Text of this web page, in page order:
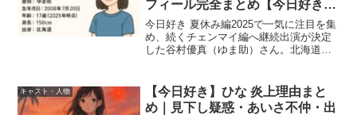
フィール完全まとめ【今日好き／
チェンマイ編継続】
今日好き 夏休み編2025で一気に注目を集
め、続くチェンマイ編へ継続出演が決定
した谷村優真（ゆま助）さん。北海道生
「出身ってほんとに北海道？」と、彼女
への検索が増え続け...
キャスト・人物
【今日好き】ひな 炎上理由まと
め｜見下し疑惑・あいさ不仲・出